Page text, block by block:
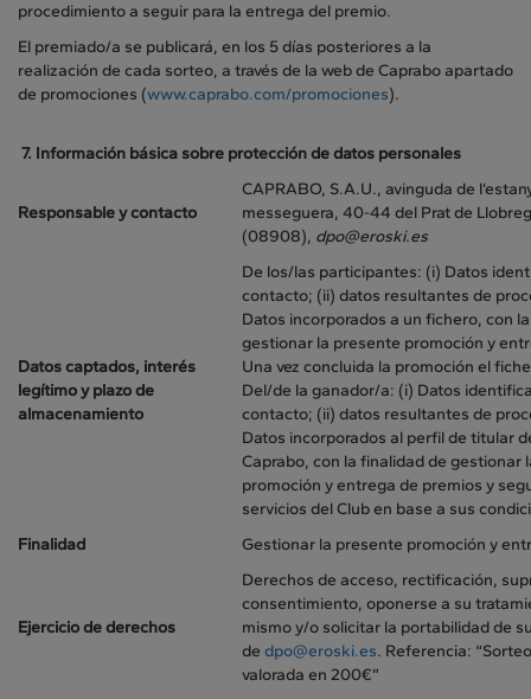
procedimiento a seguir para la entrega del premio.
El premiado/a se publicará, en los 5 días posteriores a la
realización de cada sorteo, a través de la web de Caprabo apartado
de promociones (www.caprabo.com/promociones).
7. Información básica sobre protección de datos personales
Responsable y contacto
CAPRABO, S.A.U., avinguda de
messeguera, 40-44 del Prat de
(08908), dpo@eroski.es
Datos captados, interés
legítimo y plazo de
almacenamiento
De los/las participantes: (i) Datos
contacto; (ii) datos resultantes de
Datos incorporados a un fichero, con
gestionar la presente promoción y
Una vez concluida la promoción el
Del/de la ganador/a: (i) Datos
contacto; (ii) datos resultantes de
Datos incorporados al perfil de titular
Caprabo, con la finalidad de gestionar
promoción y entrega de premios y
servicios del Club en base a sus
Finalidad
Gestionar la presente promoción y
Ejercicio de derechos
Derechos de acceso, rectificación,
consentimiento, oponerse a su
mismo y/o solicitar la portabilidad de
de dpo@eroski.es. Referencia:
valorada en 200€”